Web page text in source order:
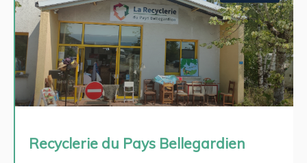
Recyclerie du Pays Bellegardien